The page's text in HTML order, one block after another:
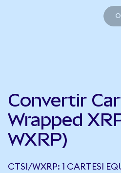
Convertir
Wrapped
WXRP)
CTSI/WXRP: 1 CARTESI